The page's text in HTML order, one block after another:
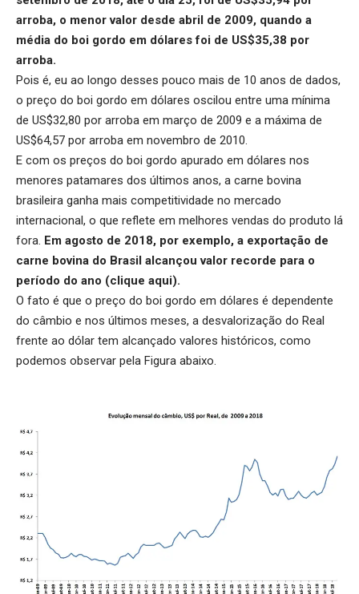
arroba, o menor valor desde abril de 2009, quando a
média do boi gordo em dólares foi de US$35,38 por
arroba.
Pois é, eu ao longo desses pouco mais de 10 anos de dados,
o preço do boi gordo em dólares oscilou entre uma mínima
de US$32,80 por arroba em março de 2009 e a máxima de
US$64,57 por arroba em novembro de 2010.
E com os preços do boi gordo apurado em dólares nos
menores patamares dos últimos anos, a carne bovina
brasileira ganha mais competitividade no mercado
internacional, o que reflete em melhores vendas do produto lá
fora. Em agosto de 2018, por exemplo, a exportação de
carne bovina do Brasil alcançou valor recorde para o
período do ano (clique aqui).
O fato é que o preço do boi gordo em dólares é dependente
do câmbio e nos últimos meses, a desvalorização do Real
frente ao dólar tem alcançado valores históricos, como
podemos observar pela Figura abaixo.